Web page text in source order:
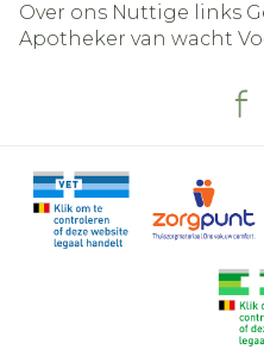
Over ons Nuttige links
Apotheker van wacht